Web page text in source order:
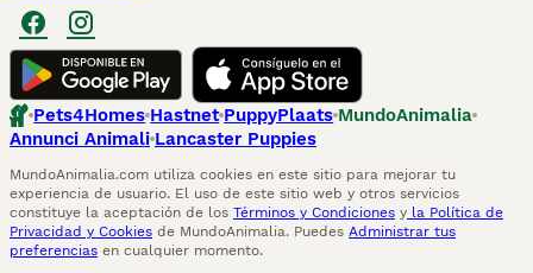
Pets4Homes Hastnet PuppyPlaats MundoAnimalia
Annunci Animali Lancaster Puppies
MundoAnimalia.com utiliza cookies en este sitio para mejorar tu
experiencia de usuario. El uso de este sitio web y otros servicios
constituye la aceptación de los Términos y Condiciones y la Política de
Privacidad y Cookies de MundoAnimalia. Puedes Administrar tus
preferencias en cualquier momento.